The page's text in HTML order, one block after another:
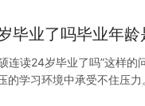
毕业了吗毕业年龄
连读24岁毕业了吗”这样
的学习环境中承受不住压